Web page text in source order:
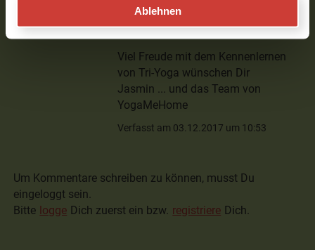
Ablehnen
siehe unten "Tri-Yoga-Erdflow Level 1
- für Anfänger".
Viel Freude mit dem Kennenlernen
von Tri-Yoga wünschen Dir
Jasmin ... und das Team von
YogaMeHome
Verfasst am 03.12.2017 um 10:53
Um Kommentare schreiben zu können, musst Du
eingeloggt sein.
Bitte logge Dich zuerst ein bzw. registriere Dich.